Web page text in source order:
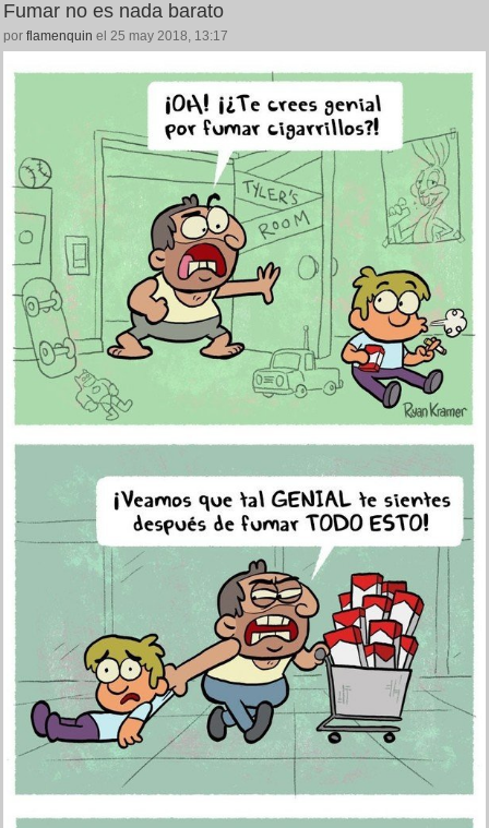
Fumar no es nada barato
por flamenquin el 25 may 2018, 13:17